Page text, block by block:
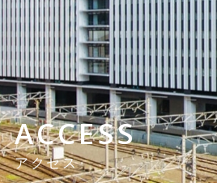
ACCESS
アクセス